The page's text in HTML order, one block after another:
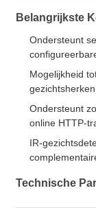
Belangrijkste
Ondersteunt
Mogelijkheid
Ondersteunt
online HTTP-
IR-
Technische